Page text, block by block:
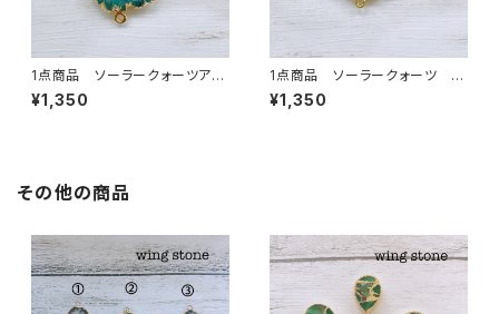
1点商品 ソーラークォーツアク
ア 2カン ⑨
¥1,350
1点商品 ソーラークォーツ グ
レージュパープル 2カン
¥1,350
その他の商品